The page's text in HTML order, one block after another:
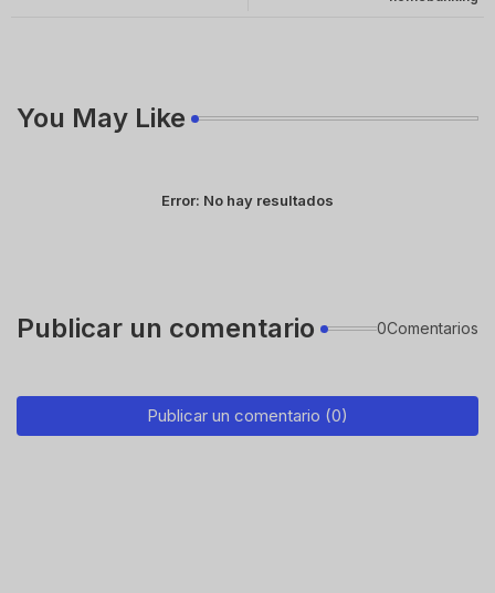
You May Like
Error: No hay resultados
Publicar un comentario 0Comentarios
Publicar un comentario (0)